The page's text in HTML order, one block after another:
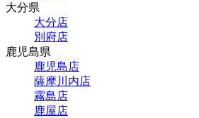
大分県
大分店
別府店
鹿児島県
鹿児島店
薩摩川内店
霧島店
鹿屋店